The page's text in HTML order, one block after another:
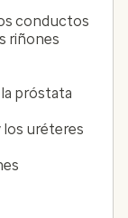
conductos
riñones
próstata
los uréteres